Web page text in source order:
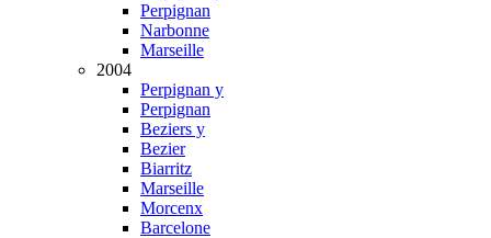
Perpignan
Narbonne
Marseille
2004
Perpignan y
Perpignan
Beziers y
Bezier
Biarritz
Marseille
Morcenx
Barcelone